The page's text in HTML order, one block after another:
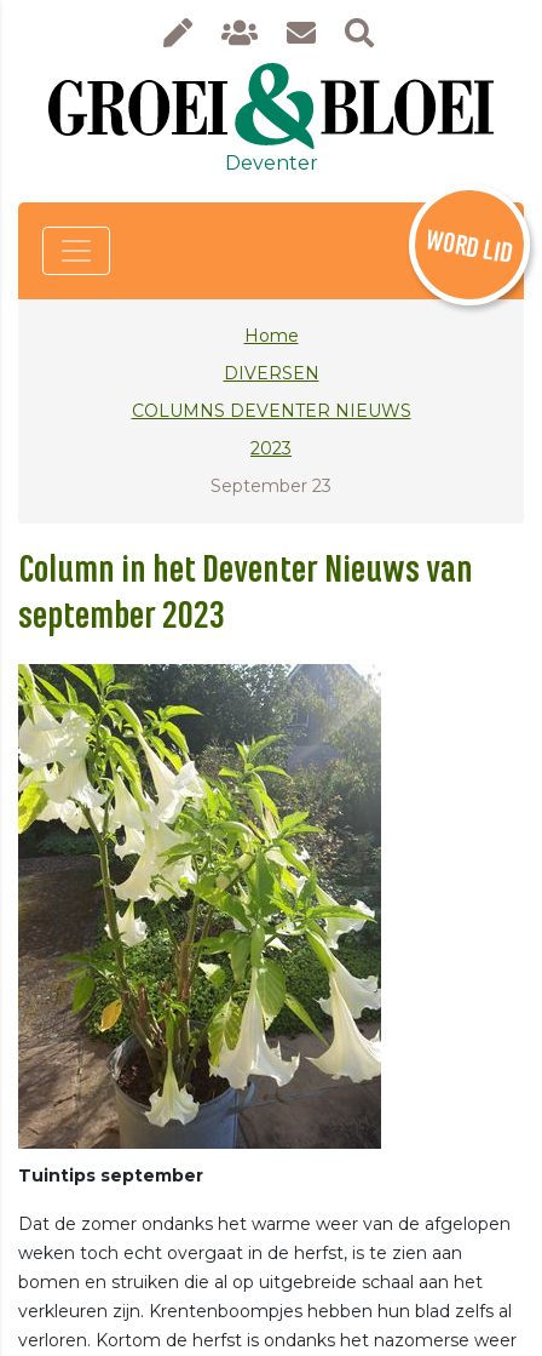
Deventer
WORD LID
Home
DIVERSEN
COLUMNS DEVENTER NIEUWS
2023
September 23
Column in het Deventer Nieuws van
september 2023
Tuintips september
Dat de zomer ondanks het warme weer van de afgelopen
weken toch echt overgaat in de herfst, is te zien aan
bomen en struiken die al op uitgebreide schaal aan het
verkleuren zijn. Krentenboompjes hebben hun blad zelfs al
verloren. Kortom de herfst is ondanks het nazomerse weer